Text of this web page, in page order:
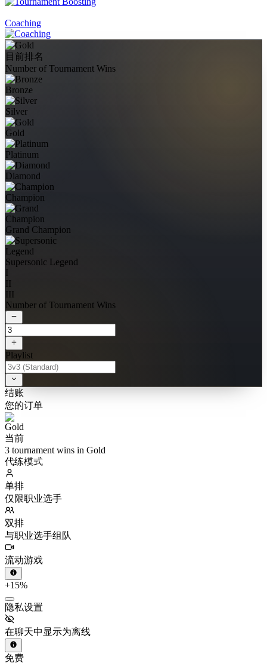
Coaching
目前排名
Number of Tournament Wins
Bronze
Silver
Gold
Platinum
Diamond
Champion
Grand Champion
Supersonic Legend
I
II
III
Number of Tournament Wins
Playlist
结账
您的订单
当前
3 tournament wins in Gold
代练模式
单排
仅限职业选手
双排
与职业选手组队
流动游戏
+15%
隐私设置
在聊天中显示为离线
免费